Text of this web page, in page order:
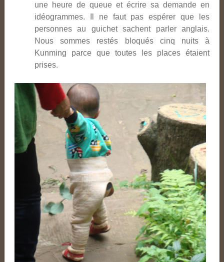
une heure de queue et écrire sa demande en
idéogrammes. Il ne faut pas espérer que les
personnes au guichet sachent parler anglais.
Nous sommes restés bloqués cinq nuits à
Kunming parce que toutes les places étaient
prises.